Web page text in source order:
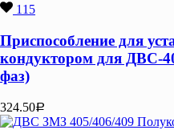
115
Приспособление для
кондуктором для ДВС-
фаз)
324.50Р